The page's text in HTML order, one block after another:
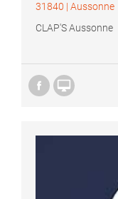
31840 | Aussonne
CLAP'S Aussonne
